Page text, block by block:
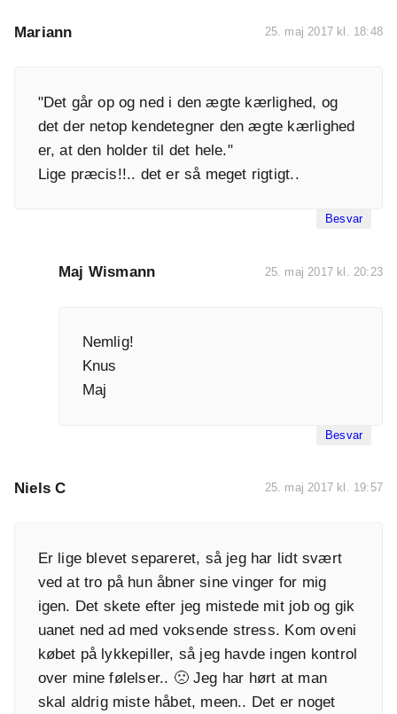
Mariann 25. maj 2017 kl. 18:48
"Det går op og ned i den ægte kærlighed, og
det der netop kendetegner den ægte kærlighed
er, at den holder til det hele."
Lige præcis!!.. det er så meget rigtigt..
Besvar
Maj Wismann 25. maj 2017 kl. 20:23
Nemlig!
Knus
Maj
Besvar
Niels C 25. maj 2017 kl. 19:57
Er lige blevet separeret, så jeg har lidt svært
ved at tro på hun åbner sine vinger for mig
igen. Det skete efter jeg mistede mit job og gik
uanet ned ad med voksende stress. Kom oveni
købet på lykkepiller, så jeg havde ingen kontrol
over mine følelser.. 🙁 Jeg har hørt at man
skal aldrig miste håbet, meen.. Det er noget